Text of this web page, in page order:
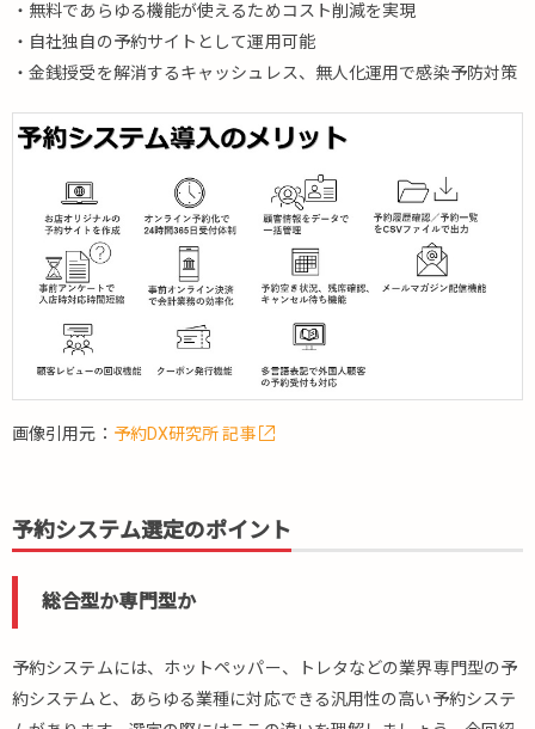
・無料であらゆる機能が使えるためコスト削減を実現
・自社独自の予約サイトとして運用可能
・金銭授受を解消するキャッシュレス、無人化運用で感染予防対策
画像引用元： 予約DX研究所 記事
予約システム選定のポイント
総合型か専門型か
予約システムには、ホットペッパー、トレタなどの業界専門型の予
約システムと、あらゆる業種に対応できる汎用性の高い予約システ